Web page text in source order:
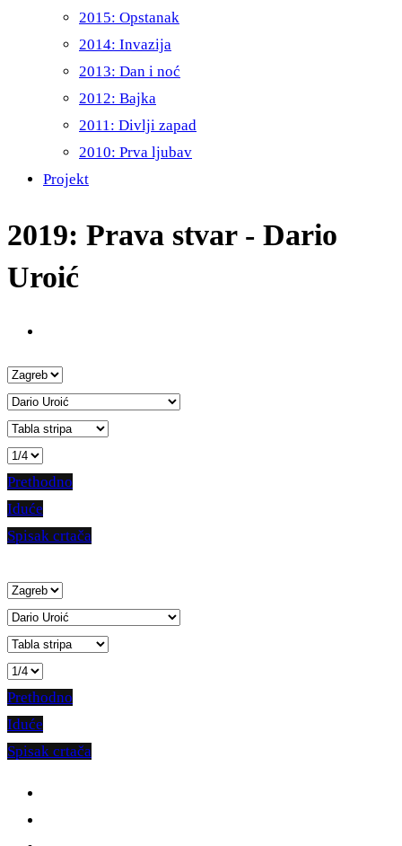
2015: Opstanak
2014: Invazija
2013: Dan i noć
2012: Bajka
2011: Divlji zapad
2010: Prva ljubav
Projekt
2019: Prava stvar - Dario
Uroić
Prethodno
Iduće
Spisak crtača
Prethodno
Iduće
Spisak crtača